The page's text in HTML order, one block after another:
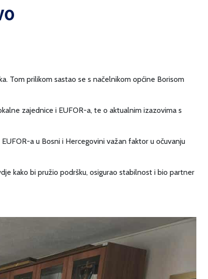
Tom prilikom sastao se s načelnikom općine Borisom
zajednice i EUFOR-a, te o aktualnim izazovima s
a u Bosni i Hercegovini važan faktor u očuvanju
kako bi pružio podršku, osigurao stabilnost i bio partner